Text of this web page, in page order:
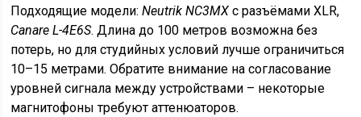
Подходящие модели:Neutrik NC3MX с разъёмами XLR,
Canare L-4E6S. Длина до 100 метров возможна без
потерь, но для студийных условий лучше ограничиться
10–15 метрами. Обратите внимание на согласование
уровней сигнала между устройствами – некоторые
магнитофоны требуют аттенюаторов.